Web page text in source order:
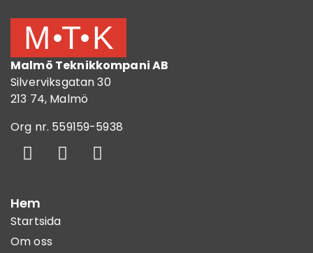
Malmö Teknikkompani AB
Silverviksgatan 30
213 74, Malmö
Org nr. 559159-5938
Hem
Startsida
Om oss